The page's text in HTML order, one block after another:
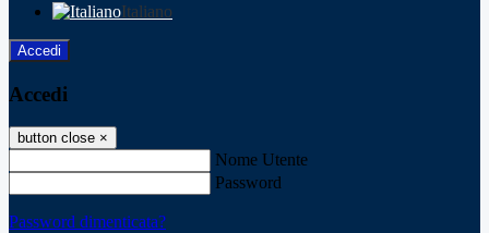
Italiano
Accedi
Accedi
button close ×
Nome Utente
Password
Password dimenticata?